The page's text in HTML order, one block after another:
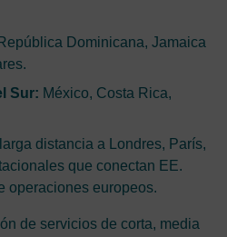
Dominicana, Jamaica
Sur: México, Costa Rica,
distancia a Londres, París,
que conectan EE.
operaciones europeos.
de servicios de corta, media